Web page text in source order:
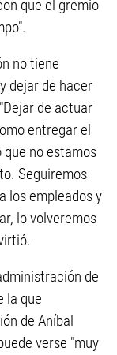
que el gremio
no tiene
dejar de hacer
de actuar
entregar el
no estamos
Seguiremos
los empleados y
lo volveremos
de
la que
de Aníbal
verse "muy